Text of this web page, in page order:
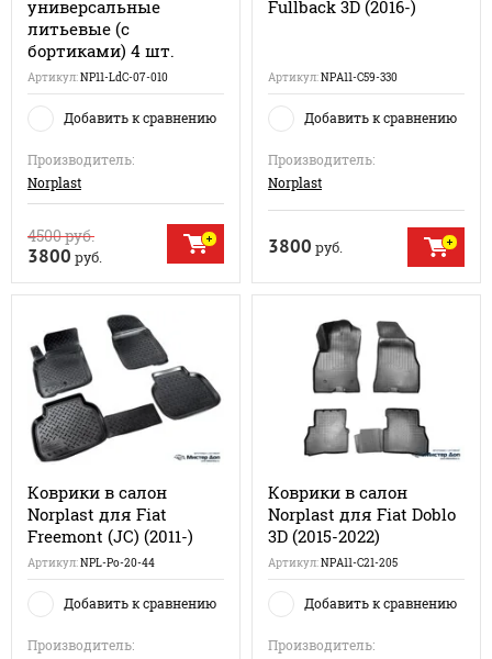
универсальные
литьевые (с
бортиками) 4 шт.
Артикул:NP11-LdC-07-010
Добавить к сравнению
Производитель:
Norplast
4500руб.
3800 руб.
Fullback 3D (2016-)
Артикул:NPA11-C59-330
Добавить к сравнению
Производитель:
Norplast
3800 руб.
Коврики в салон
Norplast для Fiat
Freemont (JC) (2011-)
Артикул:NPL-Po-20-44
Добавить к сравнению
Производитель:
Коврики в салон
Norplast для Fiat Doblo
3D (2015-2022)
Артикул:NPA11-C21-205
Добавить к сравнению
Производитель: